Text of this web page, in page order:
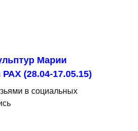
Марии
(28.04-17.05.15)
в социальных